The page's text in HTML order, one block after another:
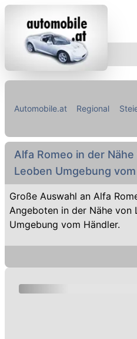
Automobile.at Regional
Alfa Romeo in der
Leoben Umgebung
Große Auswahl an Alfa
Angeboten in der Nähe von
Umgebung vom Händler.